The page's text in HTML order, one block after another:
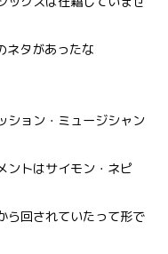
タがあったな
ション・ミュージシャン
ントはサイモン・ネピ
ら回されていたって形で